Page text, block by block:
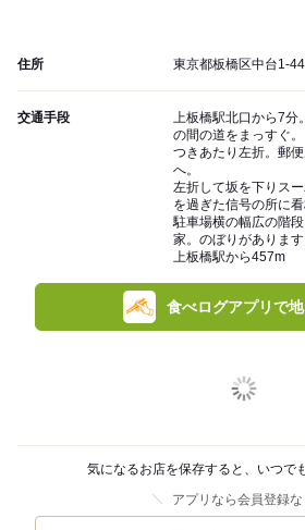
住所 東京都板橋区中台1-
交通手段
上板橋駅北口から7分
の間の道をまっすぐ。
つきあたり左折。郵
へ。
左折して坂を下りス
を過ぎた信号の所に看
駐車場横の幅広の階
家。のぼりがあります
上板橋駅から457m
食べログアプリで地
気になるお店を保存すると、いつで
アプリなら会員登録な